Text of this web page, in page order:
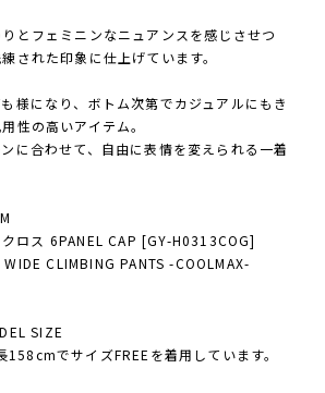
とフェミニンなニュアンスを感じさせつ
された印象に仕上げています。
様になり、ボトム次第でカジュアルにもき
性の高いアイテム。
に合わせて、自由に表情を変えられる一着
ロス 6PANEL CAP [GY-H0313COG]
WIDE CLIMBING PANTS -COOLMAX-
SIZE
158cmでサイズFREEを着用しています。